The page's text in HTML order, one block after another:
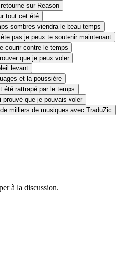
sur Reason
tout cet été
sombres viendra le beau temps
pas je peux te soutenir maintenant
courir contre le temps
que je peux voler
levant
et la poussière
été rattrapé par le temps
prouvé que je pouvais voler
milliers de musiques avec TraduZic
à la discussion.